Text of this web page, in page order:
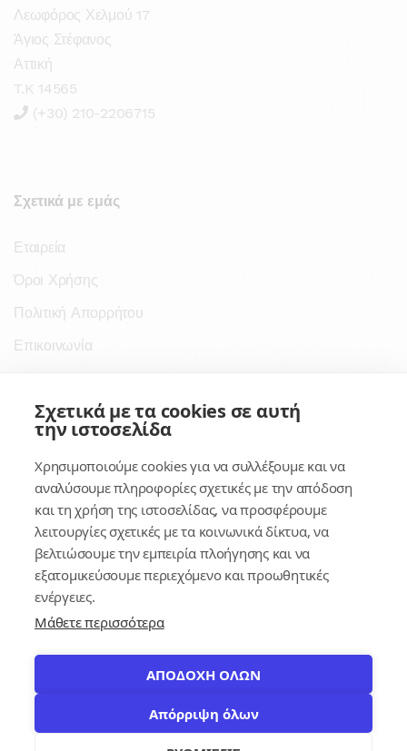
Λεωφόρος Χελμού 17
Άγιος Στέφανος
Αττική
T.K 14565
(+30) 210-2206715
Σχετικά με εμάς
Εταιρεία
Όροι Χρήσης
Πολιτική Απορρήτου
Επικοινωνία
Σύνδεσμοι
Κέντρο Γνώσης
Πλατφόρμα
Εγγραφή
Για δημοσίους υπαλλήλους
contracts.grΜε επιφύλαξη παντός δικαιώματος.
settings
Σχετικά με τα cookies σε αυτή
την ιστοσελίδα
Χρησιμοποιούμε cookies για να συλλέξουμε και να
αναλύσουμε πληροφορίες σχετικές με την απόδοση
και τη χρήση της ιστοσελίδας, να προσφέρουμε
λειτουργίες σχετικές με τα κοινωνικά δίκτυα, να
βελτιώσουμε την εμπειρία πλοήγησης και να
εξατομικεύσουμε περιεχόμενο και προωθητικές
ενέργειες.
Μάθετε περισσότερα
ΑΠΟΔΟΧΗ ΟΛΩΝ
Απόρριψη όλων